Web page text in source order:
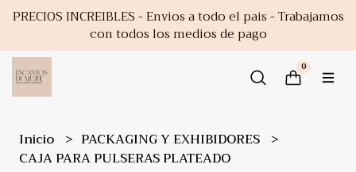
PRECIOS INCREIBLES - Envios a todo el pais - Trabajamos
con todos los medios de pago
0
Inicio
PACKAGING Y EXHIBIDORES
CAJA PARA PULSERAS PLATEADO